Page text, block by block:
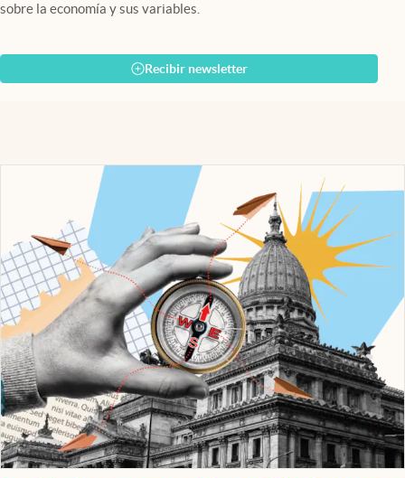
sobre la economía y sus variables.
Recibir newsletter